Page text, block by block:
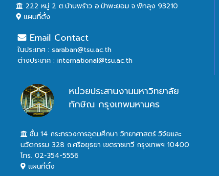
222 หมู่ 2 ต.บ้านพร้าว อ.ป่าพะยอม จ.พัทลุง 93210
แผนที่ตั้ง
Email Contact
ในประเทศ : saraban@tsu.ac.th
ต่างประเทศ : international@tsu.ac.th
หน่วยประสานงานมหาวิทยาลัย
ทักษิณ กรุงเทพมหานคร
ชั้น 14 กระทรวงการอุดมศึกษา วิทยาศาสตร์ วิจัยและ
นวัตกรรม 328 ถ.ศรีอยุธยา เขตราชเทวี กรุงเทพฯ 10400
โทร. 02-354-5556
แผนที่ตั้ง